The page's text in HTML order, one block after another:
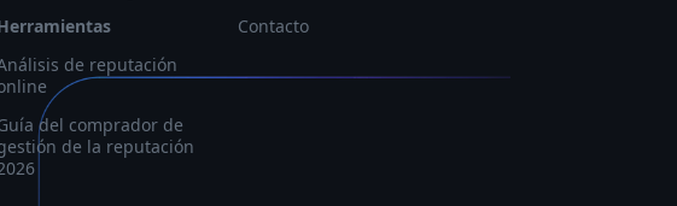
de reputación
del comprador de
de la reputación
Contacto